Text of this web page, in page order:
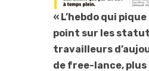
« L’hebdo qui
point sur les
travailleurs
de free-lance,